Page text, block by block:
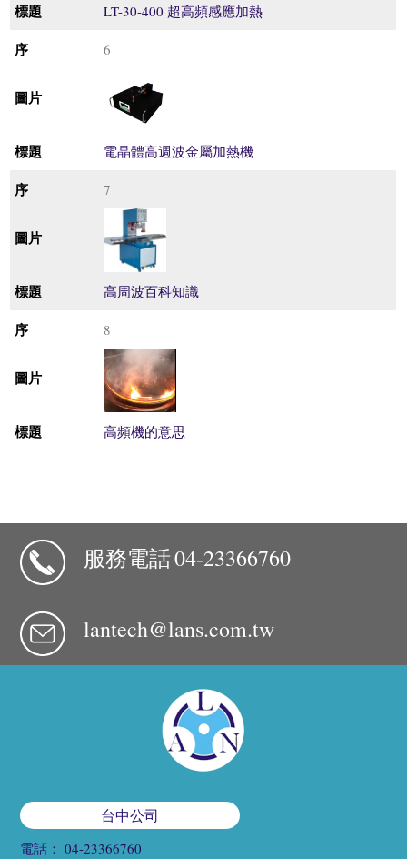
LT-30-400 超高頻感應加熱
6
電晶體高週波金屬加熱機
7
高周波百科知識
8
高頻機的意思
服務電話04-23366760
lantech@lans.com.tw
台中公司
電話：04-23366760